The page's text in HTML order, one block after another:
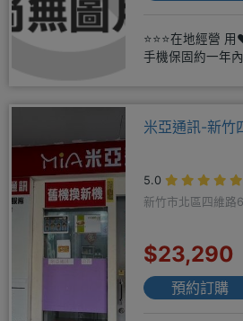
⭐⭐⭐在地經營
手機保固約一年
米亞通訊-新竹
5.0
新竹市北區四維路
$23,290
預約訂購